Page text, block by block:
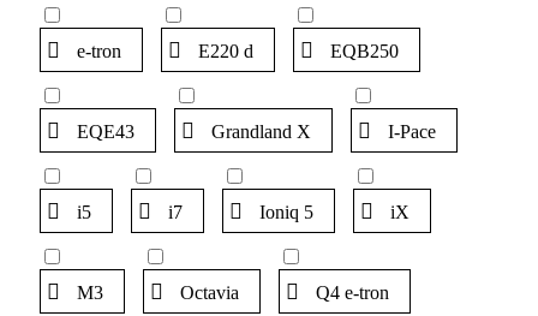
e-tron E220 d EQB250
EQE43 Grandland X I-Pace
i5 i7 Ioniq 5 iX
M3 Octavia Q4 e-tron